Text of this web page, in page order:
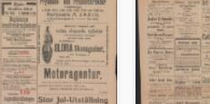
Sveriges landtmannaförbunds tidskrift, organ för Sveriges landtmannaföreningar
4
1
1